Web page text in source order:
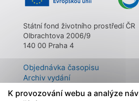
Státní fond životního prostředí ČR
Olbrachtova 2006/9
140 00 Praha 4
Objednávka časopisu
Archiv vydání
Kontakty
O časopisu
K provozování webu a analýze